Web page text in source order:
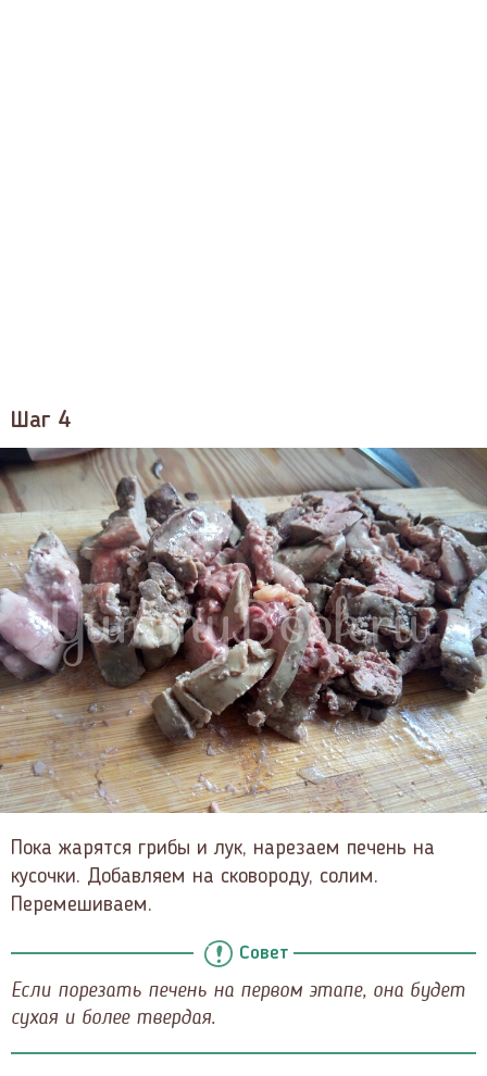
Шаг 4
Пока жарятся грибы и лук, нарезаем печень на
кусочки. Добавляем на сковороду, солим.
Перемешиваем.
Совет
Если порезать печень на первом этапе, она будет
сухая и более твердая.